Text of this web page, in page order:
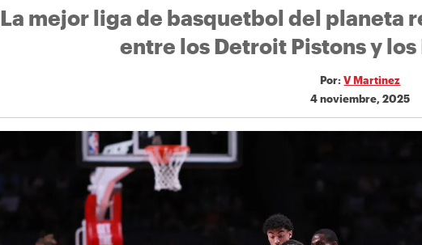
La mejor liga de basquetbol del planeta
entre los Detroit Pistons y
Por:V Martinez
4 noviembre, 2025